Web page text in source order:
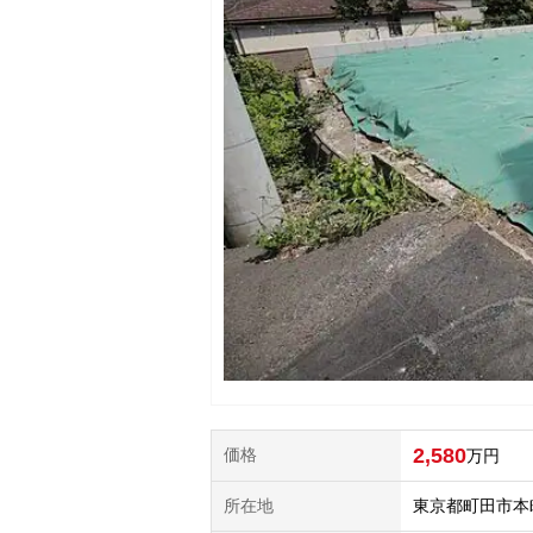
価格 2,580万円
所在地 東京都町田市本